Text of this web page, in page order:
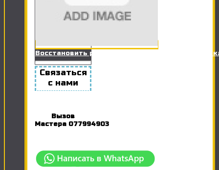
Восстановить работоспособность Розетки /
Связаться
с нами
Вызов
Мастера 077994903